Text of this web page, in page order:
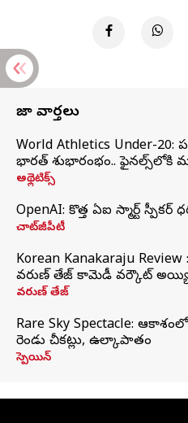
తాజా వార్తలు
World Athletics Under-20:
భారత్‌ శుభారంభం.. ఫైనల్స్‌లోకి
అథ్లెటిక్స్
OpenAI: కొత్త ఏఐ స్మార్ట్
చాట్‌జీపీటీ
Korean Kanakaraju
వరుణ్ తేజ్ కామెడీ వర్కౌట్
వరుణ్ తేజ్
Rare Sky Spectacle:
రెండు చీకట్లు, ఉల్కాపాతం
స్పెయిన్